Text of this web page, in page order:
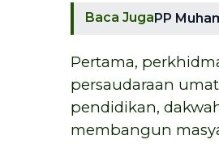
Baca Juga PP
Pertama,
persaudaraan
pendidikan,
membangun